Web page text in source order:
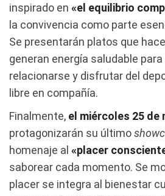
inspirado en «el equilibrio
la convivencia como parte
Se presentarán platos que
generan energía saludable
relacionarse y disfrutar del
libre en compañía.
Finalmente, el miércoles 25 de
protagonizarán su último
homenaje al «placer
saborear cada momento. Se
placer se integra al bienestar